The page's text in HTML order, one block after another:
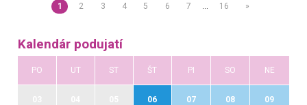
1 2 3 4 5 6 7 … 16 »
Kalendár podujatí
PO UT ST ŠT PI SO NE
06 07 08 09